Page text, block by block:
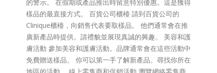
的警示。 在假期或產品推出時留意特別優惠。這是獲得
樣品的最直接方式。 百貨公司櫃檯 請到百貨公司的
Clinique櫃檯，向銷售代表要取樣品。 他們通常會在推
廣新產品時提供。請禮貌並展現真誠的興趣。 美容和護
膚活動 參加美容和護膚活動。品牌通常會在這些活動中
免費贈送樣品。 你可以第一手了解新產品。尋找你所在